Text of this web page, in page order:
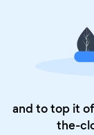
and to top it
the-